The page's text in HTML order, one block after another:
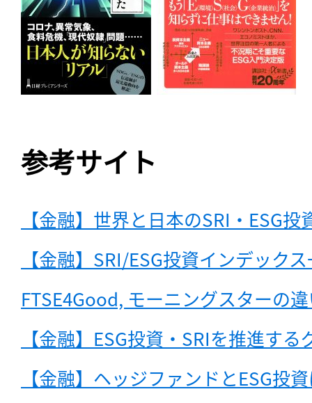
参考サイト
【金融】世界と日本のSRI・ESG投
【金融】SRI/ESG投資インデック
FTSE4Good, モーニングスターの
【金融】ESG投資・SRIを推進す
【金融】ヘッジファンドとESG投